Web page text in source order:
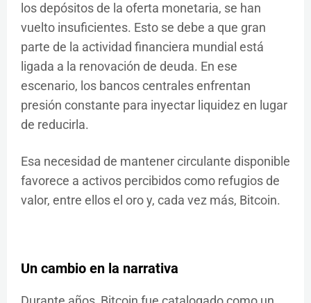
los depósitos de la oferta monetaria, se han
vuelto insuficientes. Esto se debe a que gran
parte de la actividad financiera mundial está
ligada a la renovación de deuda. En ese
escenario, los bancos centrales enfrentan
presión constante para inyectar liquidez en lugar
de reducirla.
Esa necesidad de mantener circulante disponible
favorece a activos percibidos como refugios de
valor, entre ellos el oro y, cada vez más, Bitcoin.
Un cambio en la narrativa